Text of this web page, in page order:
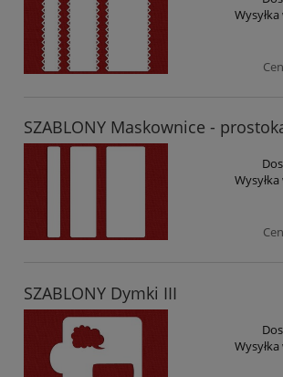
Wysyłka
SZABLONY Maskownice -
Wysyłka
SZABLONY Dymki III
Wysyłka